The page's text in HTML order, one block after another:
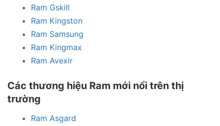
Ram Gskill
Ram Kingston
Ram Samsung
Ram Kingmax
Ram Avexir
Các thương hiệu Ram mới nổi trên thị
trường
Ram Asgard